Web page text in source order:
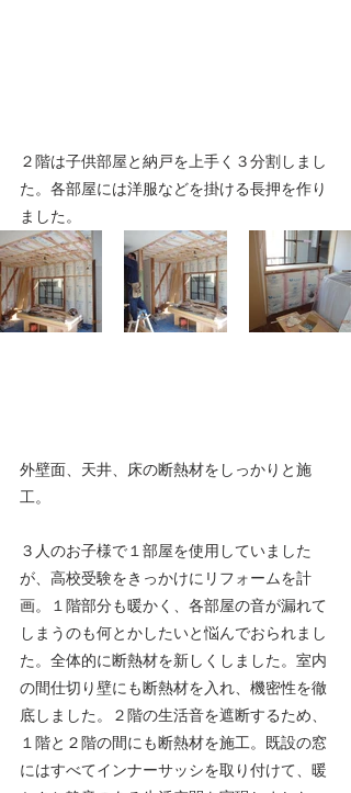
２階は子供部屋と納戸を上手く３分割しまし
た。各部屋には洋服などを掛ける長押を作り
ました。
外壁面、天井、床の断熱材をしっかりと施
工。
３人のお子様で１部屋を使用していました
が、高校受験をきっかけにリフォームを計
画。１階部分も暖かく、各部屋の音が漏れて
しまうのも何とかしたいと悩んでおられまし
た。全体的に断熱材を新しくしました。室内
の間仕切り壁にも断熱材を入れ、機密性を徹
底しました。２階の生活音を遮断するため、
１階と２階の間にも断熱材を施工。既設の窓
にはすべてインナーサッシを取り付けて、暖